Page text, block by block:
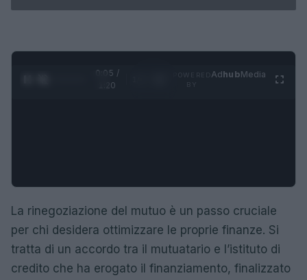
0:06 /
1:20
AdhubMedia
La rinegoziazione del mutuo è un passo cruciale
per chi desidera ottimizzare le proprie finanze. Si
tratta di un accordo tra il mutuatario e l’istituto di
credito che ha erogato il finanziamento, finalizzato